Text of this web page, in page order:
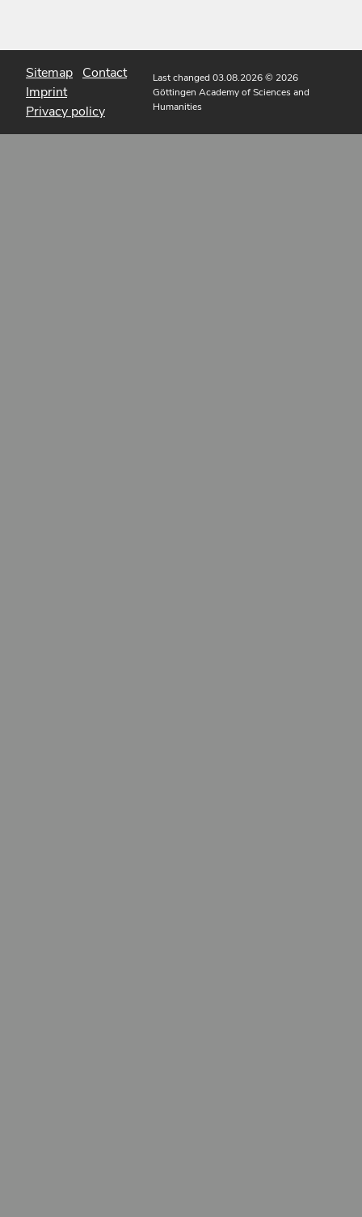
Sitemap Contact
Imprint
Privacy policy
Last changed 03.08.2026© 2026
Göttingen Academy of Sciences and
Humanities